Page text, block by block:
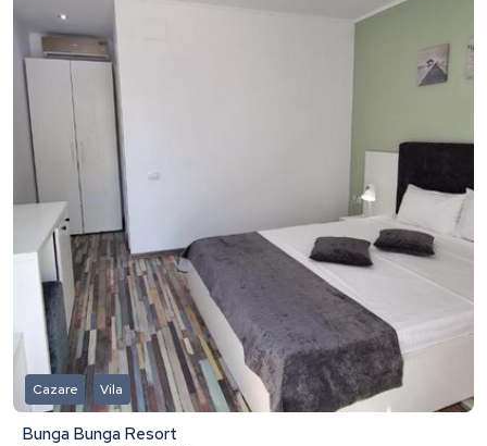
Cazare Vila
Bunga Bunga Resort